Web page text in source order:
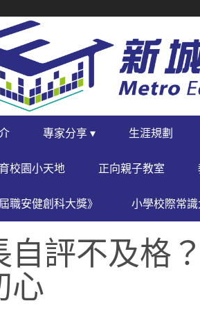
專家分享 ▾ 生涯規劃
校園小天地 正向親子教室
職安健創科大獎》 小學校際常
自評不及格
心